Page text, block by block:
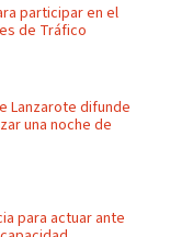
participar en el
de Tráfico
Lanzarote difunde
una noche de
para actuar ante